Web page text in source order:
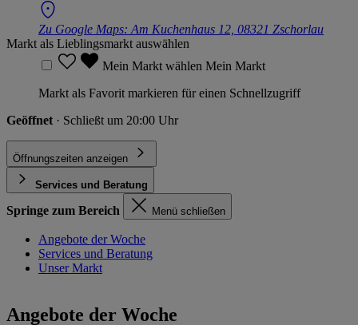
Zu Google Maps: Am Kuchenhaus 12, 08321 Zschorlau
Markt als Lieblingsmarkt auswählen
Mein Markt wählen Mein Markt
Markt als Favorit markieren für einen Schnellzugriff
Geöffnet · Schließt um 20:00 Uhr
Öffnungszeiten anzeigen
Services und Beratung
Springe zum Bereich Menü schließen
Angebote der Woche
Services und Beratung
Unser Markt
Angebote der Woche